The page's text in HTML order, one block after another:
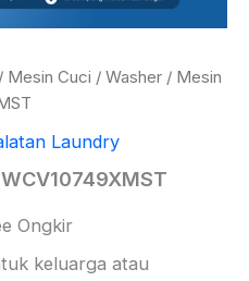
/ Mesin Cuci / Washer / Mesin
Laundry
Ongkir
keluarga atau